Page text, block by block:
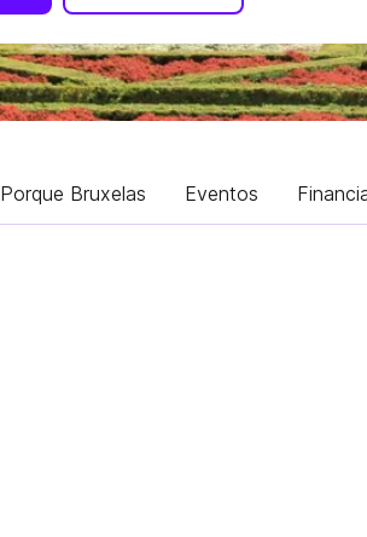
Porque Bruxelas Eventos